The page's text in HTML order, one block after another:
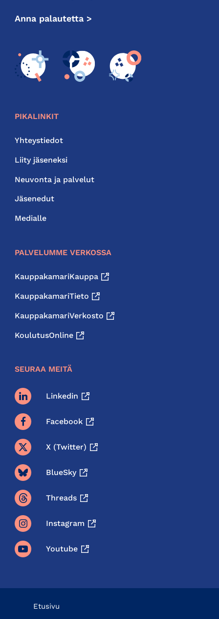
Anna palautetta >
PIKALINKIT
Yhteystiedot
Liity jäseneksi
Neuvonta ja palvelut
Jäsenedut
Medialle
PALVELUMME VERKOSSA
KauppakamariKauppa
KauppakamariTieto
KauppakamariVerkosto
KoulutusOnline
SEURAA MEITÄ
Linkedin
Facebook
X (twitter)
BlueSky
Threads
Instagram
Youtube
Etusivu